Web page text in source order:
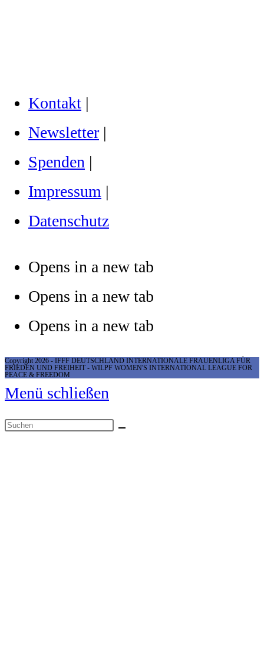
Kontakt |
Newsletter |
Spenden |
Impressum |
Datenschutz
Opens in a new tab
Opens in a new tab
Opens in a new tab
Copyright 2026 - IFFF DEUTSCHLAND INTERNATIONALE FRAUENLIGA FÜR
FRIEDEN UND FREIHEIT - WILPF WOMEN'S INTERNATIONAL LEAGUE FOR
PEACE & FREEDOM
Menü schließen